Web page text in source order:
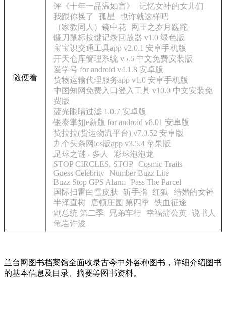
随便看
评《十年一品温如言》
记忆女神的女儿们
我跟你换了
孤星
也许就这样吧
（家教同人）镜中花
网王之岁月蹉跎
镰刀鼠标按键记录回放器 v1.0 绿色版
宝宝识交通工具app v2.0.1 安卓手机版
开天仓库管理系统 v5.6 中文免费安装版
爱学号 for android v4.1.8 安卓版
货物运输代理服务app v1.0 安卓手机版
中国知网免费入口登入工具 v10.0 中文安装免
费版
蓝光眼睛过滤 1.0.7 安卓版
银泰掌如e新版 for android v8.01 安卓版
货拉拉(货运物流平台) v7.0.52 安卓版
九个头条网ios版app v3.5.4 苹果版
足球之谜 - 多人
彩球泡泡龙
STOP CIRCLES, STOP
Cosmic Trails
Guess Celebrity
Number Buzz Lite
Buzz Stop GPS Alarm
Pass The Parcel
国际扫雷白雪皮肤
斩手指 红狐
结婚的女神
半泽直树
唐顿庄园 第四季
铁血征途
副总统 第二季
兄弟车行 幸福蒲公英
说书人
龟岩许浚
兰台网图书档案馆全面收录古今中外各种图书，详细介绍图书
的基本信息及目录、摘要等图书资料。